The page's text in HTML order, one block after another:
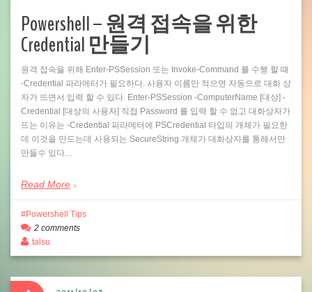
Powershell – 원격 접속을 위한
Credential 만들기
원격 접속을 위해 Enter-PSSession 또는 Invoke-Command 를 수행 할 때
-Credential 파라메터가 필요하다. 사용자 이름만 적으면 자동으로 대화 상
자가 뜨면서 입력 할 수 있다. Enter-PSSession -ComputerName [대상] -
Credential [대상의 사용자] 직접 Password 를 입력 할 수 없고 대화상자가
뜨는 이유는 -Credential 파라메터에 PSCredential 타입의 개체가 필요한
데 이것을 만드는데 사용되는 SecureString 개체가 대화상자를 통해서만
만들수 있다…
Read More
Powershell Tips
2 comments
talsu